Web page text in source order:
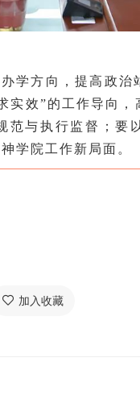
学方向，提高政治
效”的工作导向，
范与执行监督；要
学院工作新局面。
加入收藏